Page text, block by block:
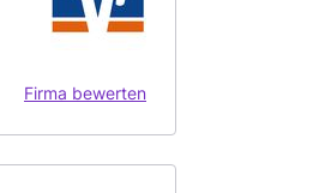
Firma bewerten